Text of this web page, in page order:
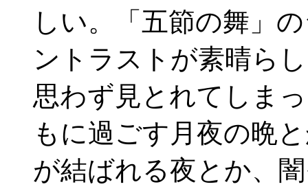
しい。「五節の舞」
ントラストが素晴ら
思わず見とれてしま
もに過ごす月夜の晩
が結ばれる夜とか、